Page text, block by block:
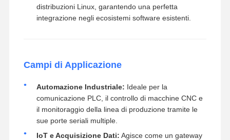
distribuzioni Linux, garantendo una perfetta
integrazione negli ecosistemi software esistenti.
Campi di Applicazione
Automazione Industriale: Ideale per la
comunicazione PLC, il controllo di macchine CNC e
il monitoraggio della linea di produzione tramite le
sue porte seriali multiple.
IoT e Acquisizione Dati: Agisce come un gateway